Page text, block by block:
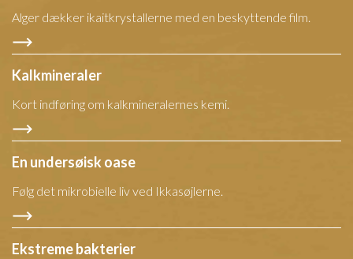
Alger dækker ikaitkrystallerne med en beskyttende film.
Kalkmineraler
Kort indføring om kalkmineralernes kemi.
En undersøisk oase
Følg det mikrobielle liv ved Ikkasøjlerne.
Ekstreme bakterier